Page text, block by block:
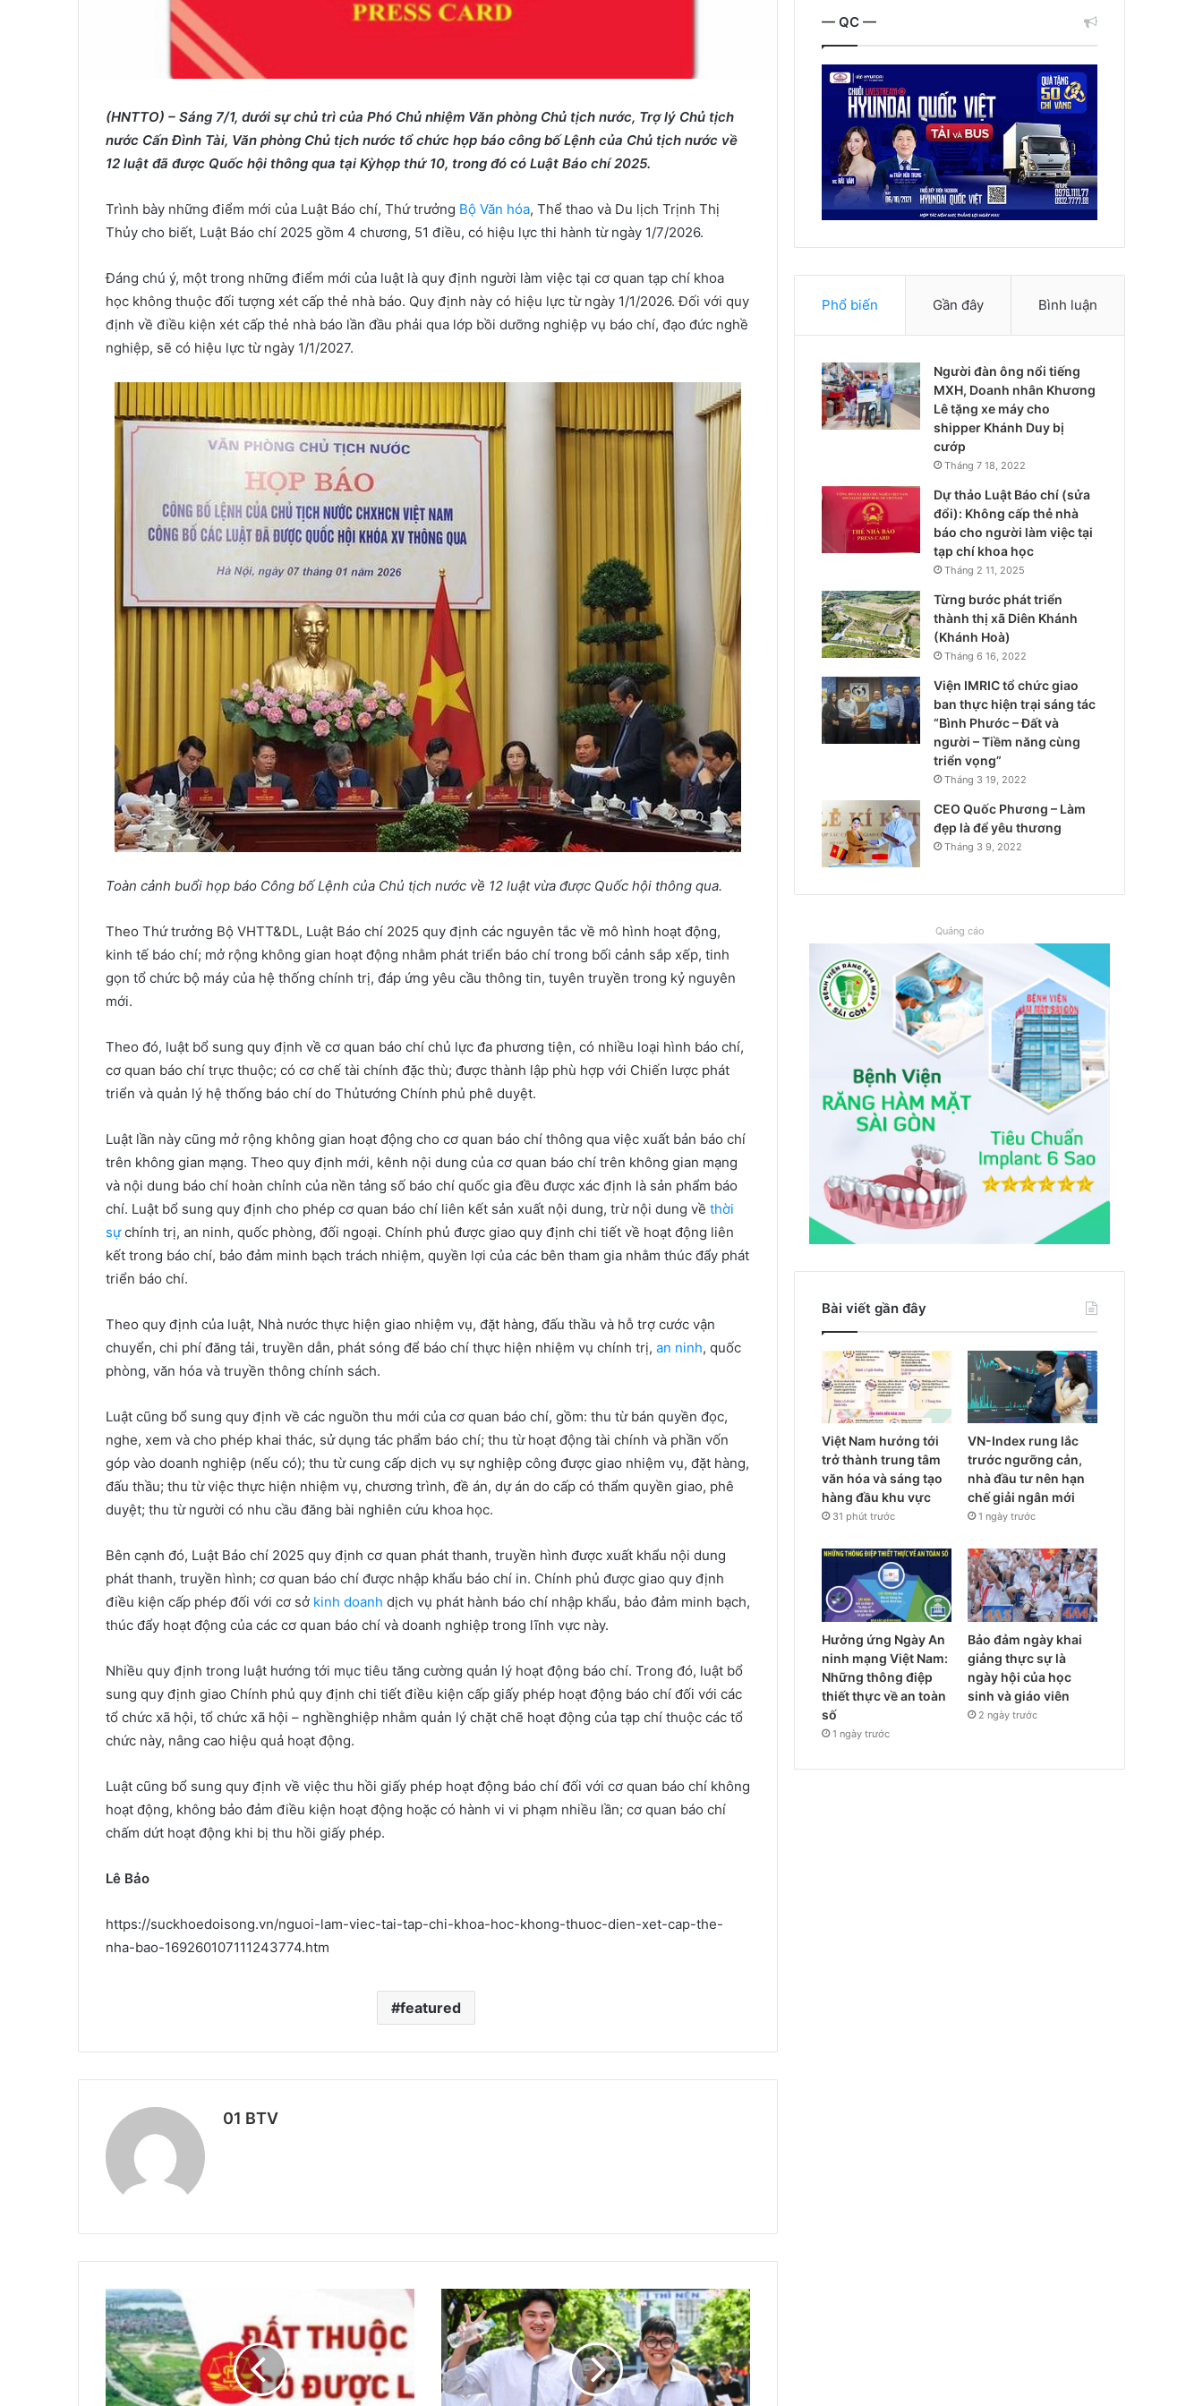
(HNTTO) – Sáng 7/1, dưới sựchủ trì của Phó Chủ nhiệm Văn phòng Chủ tịch nước, Trợlý Chủ tịch
nước Cấn Đình Tài, Văn phòng Chủ tịch nước tổchức họp báo công bốLệnh của Chủ tịch nước về
12 luật đã được Quốc hội thông qua tại Kỳhọp thứ10, trong đó có Luật Báo chí 2025.
Trình bày những điểm mới của Luật Báo chí, Thứ trưởng Bộ Văn hóa, Thể thao và Du lịch Trịnh Thị
Thủy cho biết, Luật Báo chí 2025 gồm 4 chương, 51 điều, có hiệu lực thi hành từ ngày 1/7/2026.
Đáng chú ý, một trong những điểm mới của luật là quy định người làm việc tại cơ quan tạp chí khoa
học không thuộc đối tượng xét cấp thẻ nhà báo. Quy định này có hiệu lực từ ngày 1/1/2026. Đối với quy
định về điều kiện xét cấp thẻ nhà báo lần đầu phải qua lớp bồi dưỡng nghiệp vụ báo chí, đạo đức nghề
nghiệp, sẽ có hiệu lực từ ngày 1/1/2027.
Toàn cảnh buổi họp báo Công bốLệnh của Chủ tịch nước về 12 luật vừa được Quốc hội thông qua.
Theo Thứ trưởng Bộ VHTT&DL, Luật Báo chí 2025 quy định các nguyên tắc về mô hình hoạt động,
kinh tế báo chí; mở rộng không gian hoạt động nhằm phát triển báo chí trong bối cảnh sắp xếp, tinh
gọn tổ chức bộ máy của hệ thống chính trị, đáp ứng yêu cầu thông tin, tuyên truyền trong kỷ nguyên
mới.
Theo đó, luật bổ sung quy định về cơ quan báo chí chủ lực đa phương tiện, có nhiều loại hình báo chí,
cơ quan báo chí trực thuộc; có cơ chế tài chính đặc thù; được thành lập phù hợp với Chiến lược phát
triển và quản lý hệ thống báo chí do Thủtướng Chính phủ phê duyệt.
Luật lần này cũng mở rộng không gian hoạt động cho cơ quan báo chí thông qua việc xuất bản báo chí
trên không gian mạng. Theo quy định mới, kênh nội dung của cơ quan báo chí trên không gian mạng
và nội dung báo chí hoàn chỉnh của nền tảng số báo chí quốc gia đều được xác định là sản phẩm báo
chí. Luật bổ sung quy định cho phép cơ quan báo chí liên kết sản xuất nội dung, trừ nội dung về thời
sựchính trị, an ninh, quốc phòng, đối ngoại. Chính phủ được giao quy định chi tiết về hoạt động liên
kết trong báo chí, bảo đảm minh bạch trách nhiệm, quyền lợi của các bên tham gia nhằm thúc đẩy phát
triển báo chí.
Theo quy định của luật, Nhà nước thực hiện giao nhiệm vụ, đặt hàng, đấu thầu và hỗ trợ cước vận
chuyển, chi phí đăng tải, truyền dẫn, phát sóng để báo chí thực hiện nhiệm vụ chính trị, an ninh, quốc
phòng, văn hóa và truyền thông chính sách.
Luật cũng bổ sung quy định về các nguồn thu mới của cơ quan báo chí, gồm: thu từ bán quyền đọc,
nghe, xem và cho phép khai thác, sử dụng tác phẩm báo chí; thu từ hoạt động tài chính và phần vốn
góp vào doanh nghiệp (nếu có); thu từ cung cấp dịch vụ sự nghiệp công được giao nhiệm vụ, đặt hàng,
đấu thầu; thu từ việc thực hiện nhiệm vụ, chương trình, đề án, dự án do cấp có thẩm quyền giao, phê
duyệt; thu từ người có nhu cầu đăng bài nghiên cứu khoa học.
Bên cạnh đó, Luật Báo chí 2025 quy định cơ quan phát thanh, truyền hình được xuất khẩu nội dung
phát thanh, truyền hình; cơ quan báo chí được nhập khẩu báo chí in. Chính phủ được giao quy định
điều kiện cấp phép đối với cơ sở kinh doanh dịch vụ phát hành báo chí nhập khẩu, bảo đảm minh bạch,
thúc đẩy hoạt động của các cơ quan báo chí và doanh nghiệp trong lĩnh vực này.
Nhiều quy định trong luật hướng tới mục tiêu tăng cường quản lý hoạt động báo chí. Trong đó, luật bổ
sung quy định giao Chính phủ quy định chi tiết điều kiện cấp giấy phép hoạt động báo chí đối với các
tổ chức xã hội, tổ chức xã hội – nghềnghiệp nhằm quản lý chặt chẽ hoạt động của tạp chí thuộc các tổ
chức này, nâng cao hiệu quả hoạt động.
Luật cũng bổ sung quy định về việc thu hồi giấy phép hoạt động báo chí đối với cơ quan báo chí không
hoạt động, không bảo đảm điều kiện hoạt động hoặc có hành vi vi phạm nhiều lần; cơ quan báo chí
chấm dứt hoạt động khi bị thu hồi giấy phép.
Lê Bảo
https://suckhoedoisong.vn/nguoi-lam-viec-tai-tap-chi-khoa-hoc-khong-thuoc-dien-xet-cap-the-
nha-bao-169260107111243774.htm
featured
01 BTV
— QC —
Phổ biến Gần đây Bình luận
Người đàn ông nổi tiếng
MXH, Doanh nhân Khương
Lê tặng xe máy cho
shipper Khánh Duy bị
cướp
Tháng 7 18, 2022
Dự thảo Luật Báo chí (sửa
đổi): Không cấp thẻ nhà
báo cho người làm việc tại
tạp chí khoa học
Tháng 2 11, 2025
Từng bước phát triển
thành thị xã Diên Khánh
(Khánh Hoà)
Tháng 6 16, 2022
Viện IMRIC tổ chức giao
ban thực hiện trại sáng tác
“Bình Phước – Đất và
người – Tiềm năng cùng
triển vọng”
Tháng 3 19, 2022
CEO Quốc Phương – Làm
đẹp là để yêu thương
Tháng 3 9, 2022
Quảng cáo
Bài viết gần đây
Việt Nam hướng tới
trở thành trung tâm
văn hóa và sáng tạo
hàng đầu khu vực
31 phút trước
VN-Index rung lắc
trước ngưỡng cản,
nhà đầu tư nên hạn
chế giải ngân mới
1 ngày trước
Hưởng ứng Ngày An
ninh mạng Việt Nam:
Những thông điệp
thiết thực về an toàn
số
1 ngày trước
Bảo đảm ngày khai
giảng thực sự là
ngày hội của học
sinh và giáo viên
2 ngày trước